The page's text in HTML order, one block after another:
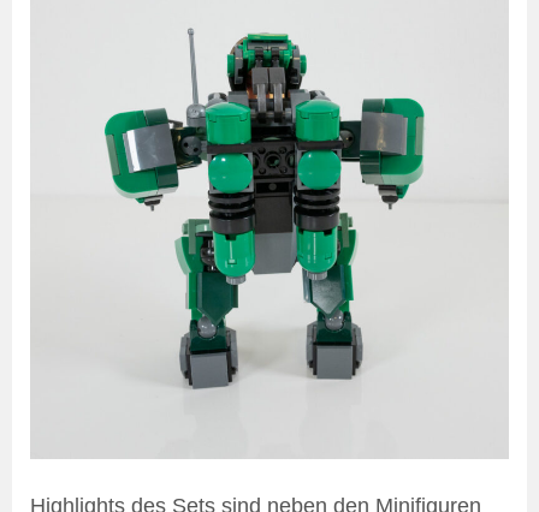
Highlights des Sets sind neben den Minifiguren